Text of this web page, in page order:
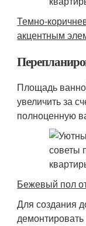
Темно-
акцентным
Площадь
увеличить за
полноценную
Бежевый пол
Для создания